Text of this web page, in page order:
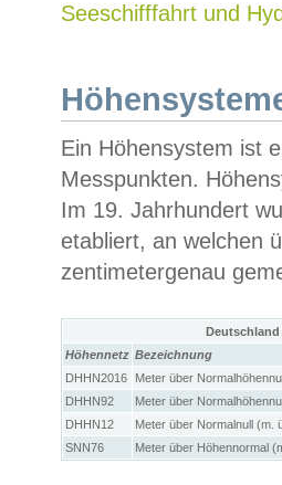
Seeschifffahrt und
Ein Höhensystem ist
Messpunkten.
Im 19. Jahrhundert
etabliert, an welchen
zentimetergenau
Höhennetz Bezeichnung
DHHN2016
Meter über
DHHN92
Meter über
DHHN12
Meter über Normalnull (m.
SNN76
Meter über Höhennormal